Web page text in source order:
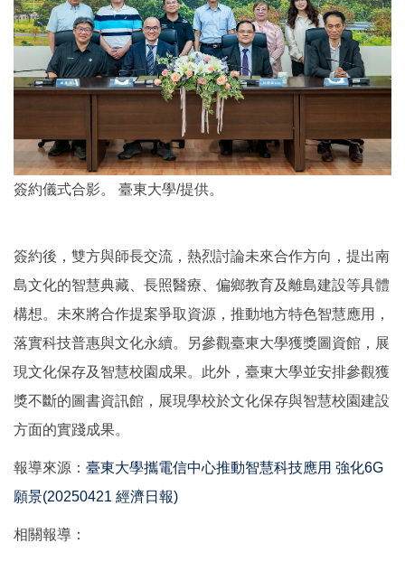
簽約儀式合影。 臺東大學/提供。
簽約後，雙方與師長交流，熱烈討論未來合作方向，提出南
島文化的智慧典藏、長照醫療、偏鄉教育及離島建設等具體
構想。未來將合作提案爭取資源，推動地方特色智慧應用，
落實科技普惠與文化永續。另參觀臺東大學獲獎圖資館，展
現文化保存及智慧校園成果。此外，臺東大學並安排參觀獲
獎不斷的圖書資訊館，展現學校於文化保存與智慧校園建設
方面的實踐成果。
報導來源： 臺東大學攜電信中心推動智慧科技應用 強化6G
願景(20250421 經濟日報)
相關報導：